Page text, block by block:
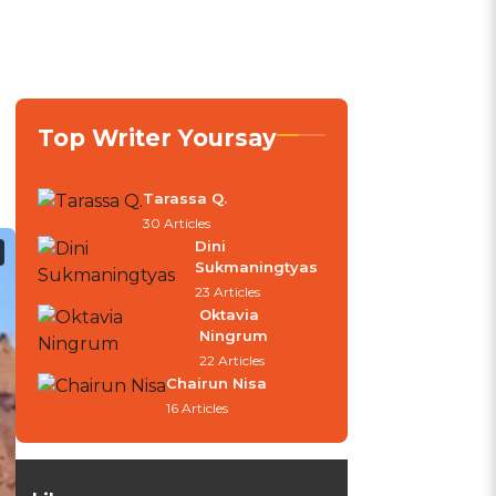
Top Writer Yoursay
Tarassa Q.
30 Articles
Dini
Sukmaningtyas
23 Articles
Oktavia
Ningrum
22 Articles
Chairun Nisa
16 Articles